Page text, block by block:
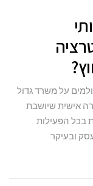
על משרד גדול
אישית שיושבת
בכל הפעילות
ובעיקר